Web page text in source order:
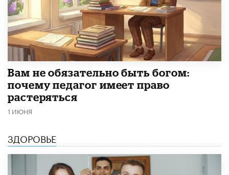
​Вам не обязательно быть богом:
почему педагог имеет право
растеряться
1 ИЮНЯ
ЗДОРОВЬЕ